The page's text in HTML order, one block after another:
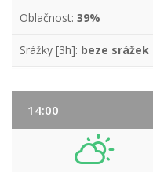
Oblačnost: 39%
Srážky [3h]: beze srážek
14:00